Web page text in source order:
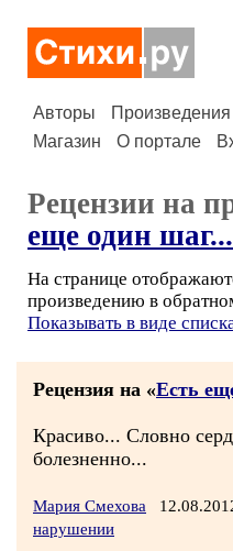
Авторы Произведения
Магазин
О портале
Рецензии на
еще один
На странице
произведению в
Показывать в виде
Рецензия на «Есть
Красиво... Словно
болезненно...
Мария Смехова
нарушении